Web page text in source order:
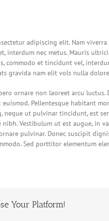
adipiscing elit. Nam
interdum nec metus. Mauris
commodo et tincidunt vel,
gravida nam elit vols nulla
ornare non laoreet arcu
Pellentesque habitant
neque ut pulvinar tincidunt, est
Vestibulum ut est augue, in
pulvinar. Donec suscipit
Sed porttitor elementum
Your Platform!